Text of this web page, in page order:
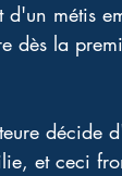
métis
dès la
décide
et ceci